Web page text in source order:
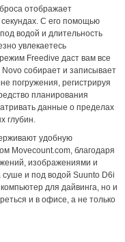
отображает
С его помощью
водой и длительность
увлекаетесь
Freedive даст вам все
собирает и записывает
погружения, регистрируя
планирования
данные о пределах
глубин.
удобную
Movecount.com, благодаря
изображениями и
и под водой Suunto D6i
для дайвинга, но и
и в офисе, а не только